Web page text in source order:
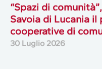
“Spazi di
Savoia di Lucania
cooperative di
30 Luglio 2026